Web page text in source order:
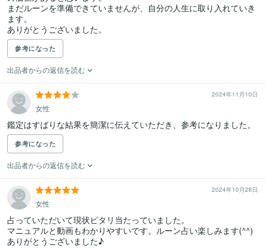
まだルーンを準備できていませんが、自分の人生に取り入れていき
ます。
ありがとうございました。
参考になった
出品者からの返信を読む
2024年11月10日
女性
参考になった
出品者からの返信を読む
2024年10月28日
女性
占っていただいて現状ピタリ当たっていました。
マニュアルと動画もわかりやすいです。ルーン占い楽しみます(^^)
ありがとうございました♪